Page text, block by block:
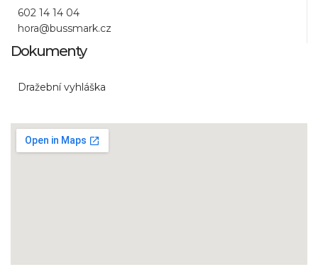
602 14 14 04
hora@bussmark.cz
Dokumenty
Dražební vyhláška